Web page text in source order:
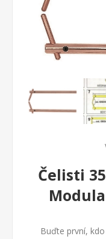
Čelisti
Buďte první,